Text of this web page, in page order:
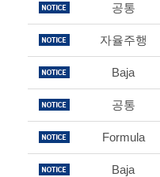
공통
자율주행
Baja
공통
Formula
Baja